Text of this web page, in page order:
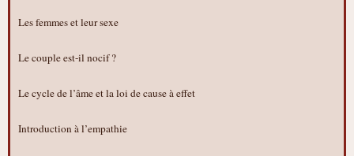
Les femmes et leur sexe
Le couple est-il nocif ?
Le cycle de l’âme et la loi de cause à effet
Introduction à l’empathie